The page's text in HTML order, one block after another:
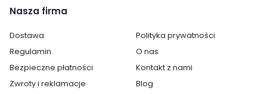
Nasza firma
Dostawa
Polityka prywatności
Regulamin
O nas
Bezpieczne płatności
Kontakt z nami
Zwroty i reklamacje
Blog